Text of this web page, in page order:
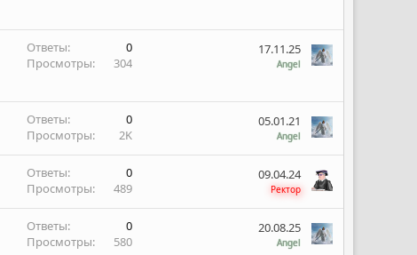
Ответы
0
Просмотры
304
17.11.25
Angel
Ответы
0
Просмотры
2K
05.01.21
Angel
Ответы
0
Просмотры
489
09.04.24
Ректор
Ответы
0
Просмотры
580
20.08.25
Angel